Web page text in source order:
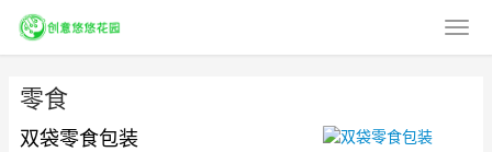
零食
双袋零食包装